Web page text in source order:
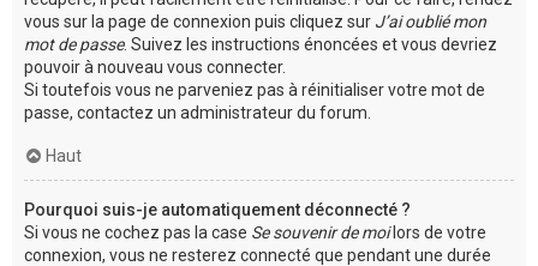
vous sur la page de connexion puis cliquez sur J’ai oublié mon
mot de passe. Suivez les instructions énoncées et vous devriez
pouvoir à nouveau vous connecter.
Si toutefois vous ne parveniez pas à réinitialiser votre mot de
passe, contactez un administrateur du forum.
Haut
Pourquoi suis-je automatiquement déconnecté ?
Si vous ne cochez pas la case Se souvenir de moilors de votre
connexion, vous ne resterez connecté que pendant une durée